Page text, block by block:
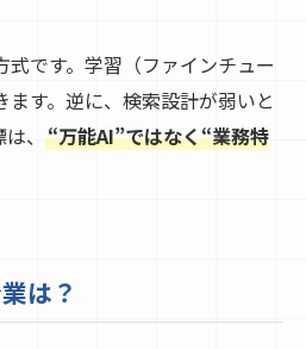
です。学習（ファインチュー
す。逆に、検索設計が弱いと
、 “万能AI”ではなく“業務特
は？